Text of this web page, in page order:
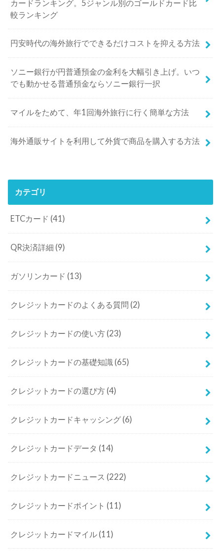
カードランキング。5ジャンル別のゴールドカード比
較ランキング
円安時代の海外旅行でできるだけコストを抑える方法
ソニー銀行が円普通預金の金利を大幅引き上げ。いつ
でも動かせる普通預金ならソニー銀行一択
マイルをためて、年1回海外旅行に行く簡単な方法
海外通販サイトを利用して外貨で商品を購入する方法
カテゴリ
ETCカード (41)
QR決済詳細 (9)
ガソリンカード (13)
クレジットカードのよくある質問 (2)
クレジットカードの使い方 (23)
クレジットカードの基礎知識 (65)
クレジットカードの選び方 (4)
クレジットカードキャッシング (6)
クレジットカードデータ (14)
クレジットカードニュース (222)
クレジットカードポイント (11)
クレジットカードマイル (11)